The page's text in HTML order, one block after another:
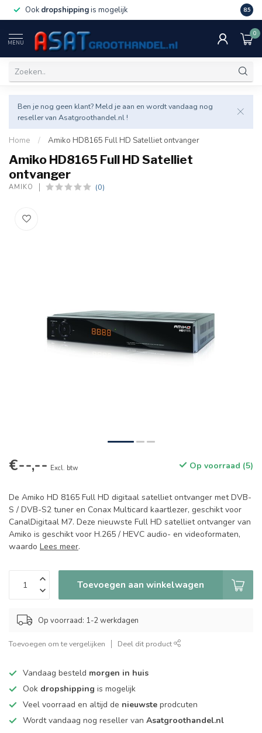
Ook dropshippingis mogelijk Veel
8.5
MENU
0
Ben je nog geen klant? Meld je aan en wordt vandaag nog
reseller van Asatgroothandel.nl !
Home / Amiko HD8165 Full HD Satelliet ontvanger
Amiko HD8165 Full HD Satelliet
ontvanger
AMIKO (0)
€--,-- Excl. btw Op voorraad (5)
De Amiko HD 8165 Full HD digitaal satelliet ontvanger met DVB-
S / DVB-S2 tuner en Conax Multicard kaartlezer, geschikt voor
CanalDigitaal M7. Deze nieuwste Full HD satelliet ontvanger van
Amiko is geschikt voor H.265 / HEVC audio- en videoformaten,
waardo Lees meer.
Toevoegen aan winkelwagen
Op voorraad: 1-2 werkdagen
Toevoegen om te vergelijken Deel dit product
Vandaag besteld morgen in huis
Ook dropshipping is mogelijk
Veel voorraad en altijd de nieuwste prodcuten
Wordt vandaag nog reseller van Asatgroothandel.nl